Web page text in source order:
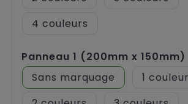
4
Panneau 1 (200mm x 150mm)
Sans marquage
1